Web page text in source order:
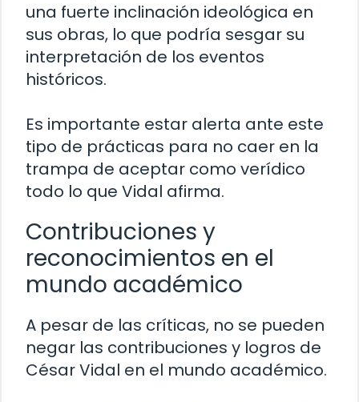
una fuerte inclinación ideológica en
sus obras, lo que podría sesgar su
interpretación de los eventos
históricos.
Es importante estar alerta ante este
tipo de prácticas para no caer en la
trampa de aceptar como verídico
todo lo que Vidal afirma.
Contribuciones y
reconocimientos en el
mundo académico
A pesar de las críticas, no se pueden
negar las contribuciones y logros de
César Vidal en el mundo académico.